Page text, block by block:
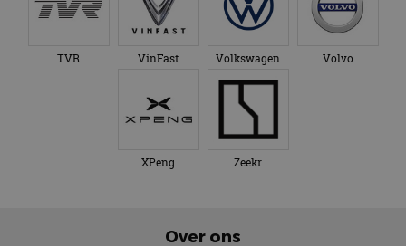
TVR VinFast Volkswagen Volvo
XPeng Zeekr
Over ons